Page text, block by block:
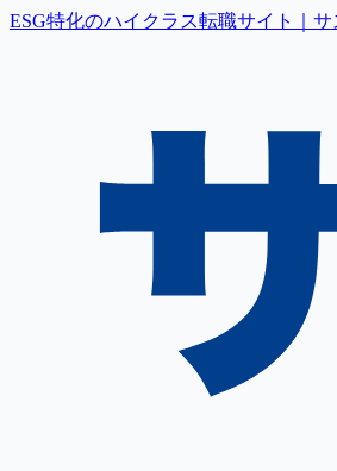
ESG特化のハイクラス転職サイト｜サ